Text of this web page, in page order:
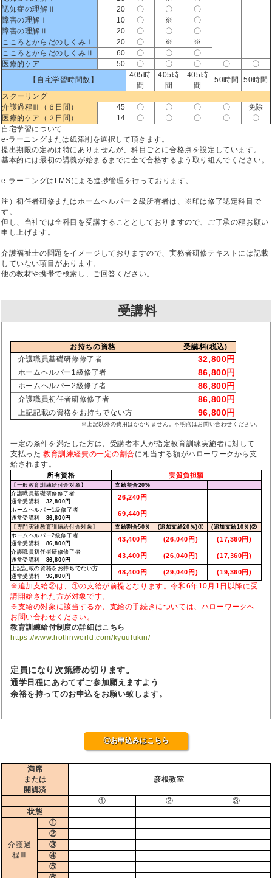
認知症の理解Ⅱ
20 〇 〇
〇
障害の理解Ⅰ
10 〇 ※
〇
障害の理解Ⅱ
20 〇 〇
〇
こころとからだのしくみⅠ
20 〇 ※
※
こころとからだのしくみⅡ
60 〇 〇
〇
医療的ケア
50 〇 〇 〇 〇
〇
【自宅学習時間数】
405時
間
405時
間
405時
間
50時間
50時間
スクーリング
介護過程Ⅲ（６日間）
45 〇 〇 〇 〇
免除
医療的ケア（２日間）
14 〇 〇 〇 〇
〇
自宅学習について
e-ラーニングまたは紙添削を選択して頂きます。
提出期限の定めは特にありませんが、科目ごとに合格点を設定しています。
基本的には最初の講義が始まるまでに全て合格するよう取り組んでください。
e-ラーニングはLMSによる進捗管理を行っております。
注）初任者研修またはホームヘルパー２級所有者は、※印は修了認定科目で
す。
但し、当社では全科目を受講することとしておりますので、ご了承の程お願い
申し上げます。
介護福祉士の問題をイメージしておりますので、実務者研修テキストには記載
していない項目があります。
他の教材や携帯で検索し、ご回答ください。
受講料
お持ちの資格
受講料(税込)
介護職員基礎研修修了者
32,800円
ホームヘルパー1級修了者 86,800円
ホームヘルパー2級修了者 86,800円
介護職員初任者研修修了者 86,800円
上記記載の資格をお持ちでない方 96,800円
※上記以外の費用はかかりません。不明点はお問い合わせください。
一定の条件を満たした方は、受講者本人が指定教育訓練実施者に対して
支払った 教育訓練経費の一定の割合に相当する額がハローワークから支
給されます。
所有資格 実質負担額
【一般教育訓練給付金対象】 支給割合20%
介護職員基礎研修修了者
通常受講料 32,800円
26,240円
ホームヘルパー1級修了者
通常受講料 86,800円
69,440円
【専門実践教育訓練給付金対象】 支給割合50％ (追加支給20％)① (追加支給10％)②
ホームヘルパー2級修了者
通常受講料 86,800円
43,400円 (26,040円) (17,360円)
介護職員初任者研修修了者
通常受講料 86,800円
43,400円 (26,040円) (17,360円)
上記記載の資格をお持ちでない方
通常受講料 96,800円
48,400円 (29,040円) (19,360円)
※追加支給②は、①の支給が前提となります。令和6年10月1日以降に受
講開始された方が対象です。
※支給の対象に該当するか、支給の手続きについては、ハローワークへ
お問い合わせください。
教育訓練給付制度の詳細はこちら
https://www.hotlinworld.com/kyuufukin/
定員になり次第締め切ります。
通学日程にあわてずご参加願えますよう
余裕を持ってのお申込をお願い致します。
◎お申込みはこちら
満席
または
開講済
彦根教室
① ②
③
状態
介護過
程Ⅲ
①
②
③
④
⑤